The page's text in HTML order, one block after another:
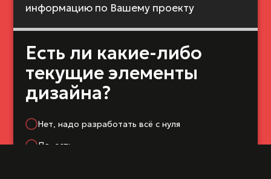
информацию по Вашему проекту
Есть ли какие-либо
текущие элементы
дизайна?
Нет, надо разработать всё с нуля
Да, есть